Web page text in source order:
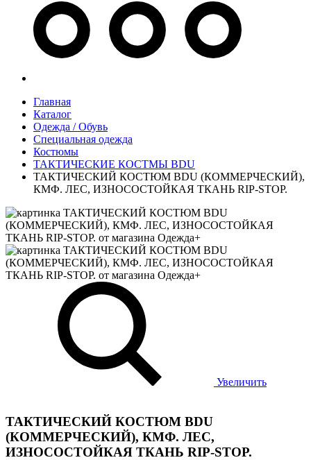
Главная
Каталог
Одежда / Обувь
Специальная одежда
Костюмы
ТАКТИЧЕСКИЕ КОСТМЫ BDU
ТАКТИЧЕСКИЙ КОСТЮМ BDU (КОММЕРЧЕСКИЙ),
КМФ. ЛЕС, ИЗНОСОСТОЙКАЯ ТКАНЬ RIP-STOP.
Увеличить
ТАКТИЧЕСКИЙ КОСТЮМ BDU
(КОММЕРЧЕСКИЙ), КМФ. ЛЕС,
ИЗНОСОСТОЙКАЯ ТКАНЬ RIP-STOP.